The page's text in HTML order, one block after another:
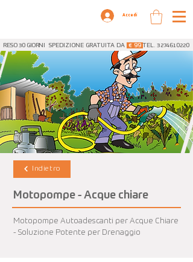
Accedi
RESO 30 GIORNI SPEDIZIONE GRATUITA DA € 99TEL. 3274610220
Indietro
Motopompe - Acque chiare
Motopompe Autoadescanti per Acque Chiare
- Soluzione Potente per Drenaggio